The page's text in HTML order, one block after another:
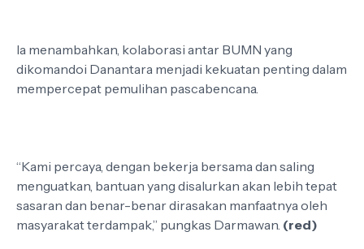
Ia menambahkan, kolaborasi antar BUMN yang
dikomandoi Danantara menjadi kekuatan penting dalam
mempercepat pemulihan pascabencana.
“Kami percaya, dengan bekerja bersama dan saling
menguatkan, bantuan yang disalurkan akan lebih tepat
sasaran dan benar-benar dirasakan manfaatnya oleh
masyarakat terdampak,” pungkas Darmawan. (red)